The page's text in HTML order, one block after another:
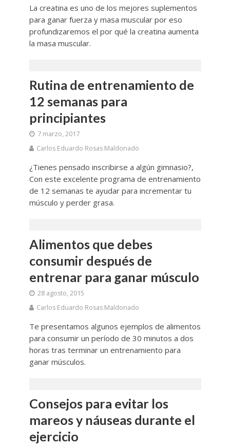
La creatina es uno de los mejores suplementos
para ganar fuerza y masa muscular por eso
profundizaremos el por qué la creatina aumenta
la masa muscular.
Rutina de entrenamiento de
12 semanas para
principiantes
7 marzo, 2017
Carlos Eduardo Rosas Maldonado
¿Tienes pensado inscribirse a algún gimnasio?,
Con este excelente programa de entrenamiento
de 12 semanas te ayudar para incrementar tu
músculo y perder grasa.
Alimentos que debes
consumir después de
entrenar para ganar músculo
28 agosto, 2015
Carlos Eduardo Rosas Maldonado
Te presentamos algunos ejemplos de alimentos
para consumir un período de 30 minutos a dos
horas tras terminar un entrenamiento para
ganar músculos.
Consejos para evitar los
mareos y náuseas durante el
ejercicio